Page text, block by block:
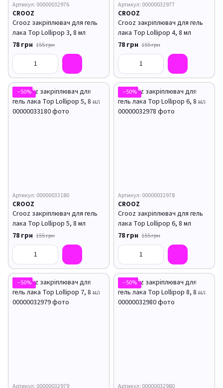
Артикул: 00000032976
CROOZ
Crooz закріплювач для гель
лака Top Lollipop 3, 8 мл
78 грн 155 грн
Артикул: 00000032977
CROOZ
Crooz закріплювач для гель
лака Top Lollipop 4, 8 мл
78 грн 155 грн
−50%
Артикул: 00000033180
CROOZ
Crooz закріплювач для гель
лака Top Lollipop 5, 8 мл
78 грн 155 грн
−50%
Артикул: 00000032978
CROOZ
Crooz закріплювач для гель
лака Top Lollipop 6, 8 мл
78 грн 155 грн
−50%
Артикул: 00000032979
−50%
Артикул: 00000032980